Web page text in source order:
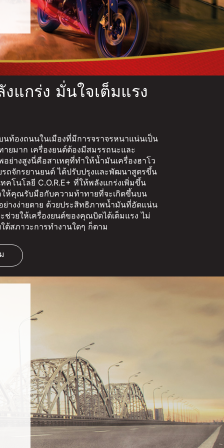
งแกร่ง มั่นใจเต็มแรง
นท้องถนนในเมืองที่มีการจราจรหนาแน่นเป็น
ยมาก เครื่องยนต์ต้องมีสมรรถนะและ
ย่างสูงนี่คือสาเหตุที่ทำให้น้ำมันเครื่องฮาโว
ถจักรยานยนต์ ได้ปรับปรุงและพัฒนาสูตรขึ้น
คโนโลยี C.O.R.E+ ที่ให้พลังแกร่งเพิ่มขึ้น
ให้คุณรับมือกับความท้าทายที่จะเกิดขึ้นบน
ย่างง่ายดาย ด้วยประสิทธิภาพน้ำมันที่อัดแน่น
ช่วยให้เครื่องยนต์ของคุณบิดได้เต็มแรง ไม่
ต้สภาวะการทำงานใดๆ ก็ตาม